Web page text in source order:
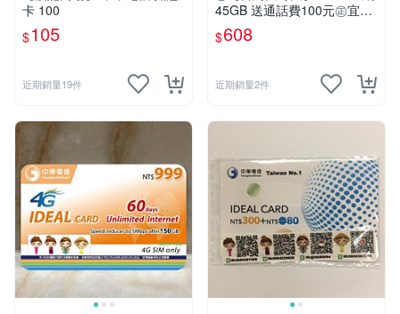
卡 100
$105
近期銷量19件
45GB 送通話費100元㊣宜蘭
手機倉庫
$608
近期銷量2件